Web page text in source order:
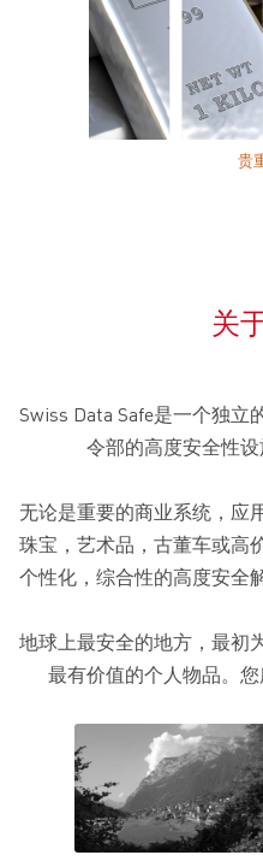
贵
关
Swiss Data Safe是一个独立
令部的高度安全性设
无论是重要的商业系统，应
珠宝，艺术品，古董车或高
个性化，综合性的高度安全
地球上最安全的地方，最初
最有价值的个人物品。您